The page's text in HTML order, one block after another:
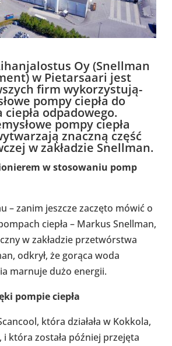
Oy (Snel­l­man
w Pie­tar­sa­ari jest
firm wyko­rzy­stu­ją­
pompy ciepła do
odpa­do­wego.
pompy ciepła
znaczną część
w zakła­dzie Snel­l­man.
w sto­so­wa­niu pomp
– zanim jeszcze zaczęto mówić o
ciepła – Markus Snel­l­man,
w zakła­dzie prze­twór­stwa
odkrył, że gorąca woda
marnuje dużo energii.
pompie ciepła
która dzia­łała w Kokkola,
która została później prze­jęta